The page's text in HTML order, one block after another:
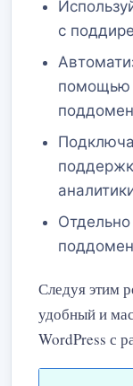
с
помощью
Следуя этим
удобный и
WordPress с